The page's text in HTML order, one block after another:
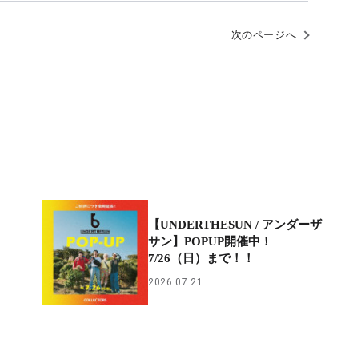
次のページへ
【UNDERTHESUN / アンダーザ
サン】POPUP開催中！
7/26（日）まで！！
2026.07.21